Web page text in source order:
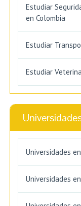
Estudiar
en Colombia
Estudiar
Estudiar
Universidades
Universidades